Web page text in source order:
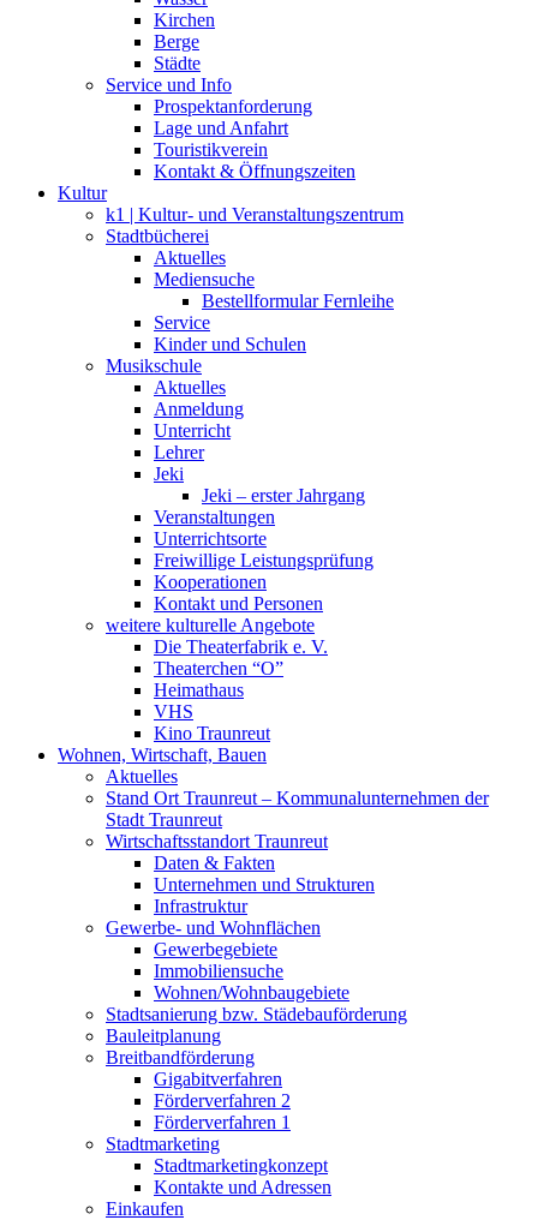
Kirchen
Berge
Städte
Service und Info
Prospektanforderung
Lage und Anfahrt
Touristikverein
Kontakt & Öffnungszeiten
Kultur
k1 | Kultur- und Veranstaltungszentrum
Stadtbücherei
Aktuelles
Mediensuche
Bestellformular Fernleihe
Service
Kinder und Schulen
Musikschule
Aktuelles
Anmeldung
Unterricht
Lehrer
Jeki
Jeki – erster Jahrgang
Veranstaltungen
Unterrichtsorte
Freiwillige Leistungsprüfung
Kooperationen
Kontakt und Personen
weitere kulturelle Angebote
Die Theaterfabrik e. V.
Theaterchen “O”
Heimathaus
VHS
Kino Traunreut
Wohnen, Wirtschaft, Bauen
Aktuelles
Stand Ort Traunreut – Kommunalunternehmen der
Stadt Traunreut
Wirtschaftsstandort Traunreut
Daten & Fakten
Unternehmen und Strukturen
Infrastruktur
Gewerbe- und Wohnflächen
Gewerbegebiete
Immobiliensuche
Wohnen/Wohnbaugebiete
Stadtsanierung bzw. Städebauförderung
Bauleitplanung
Breitbandförderung
Gigabitverfahren
Förderverfahren 2
Förderverfahren 1
Stadtmarketing
Stadtmarketingkonzept
Kontakte und Adressen
Einkaufen